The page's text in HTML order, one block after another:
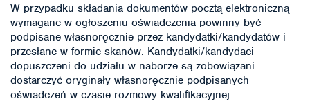
W przypadku składania dokumentów pocztą elektroniczną
wymagane w ogłoszeniu oświadczenia powinny być
podpisane własnoręcznie przez kandydatki/kandydatów i
przesłane w formie skanów. Kandydatki/kandydaci
dopuszczeni do udziału w naborze są zobowiązani
dostarczyć oryginały własnoręcznie podpisanych
oświadczeń w czasie rozmowy kwaliﬁkacyjnej.